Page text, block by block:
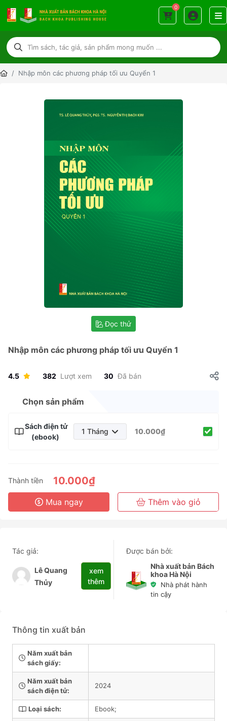
0
Nhập môn các phương pháp tối ưu Quyển 1
Đọc thử
Nhập môn các phương pháp tối ưu Quyển 1
4.5 382 Lượt xem 30 Đã bán
Chọn sản phẩm
Sách điện tử
(ebook)
1 Tháng
6 Tháng
3 Năm
10.000₫
Thành tiền 10.000₫
Mua ngay Thêm vào giỏ
Tác giả:
Lê Quang
Thủy
xem
thêm
Được bán bởi:
Nhà xuất bản Bách
khoa Hà Nội
Nhà phát hành
tin cậy
Thông tin xuất bản
Năm xuất bản
sách giấy:
Năm xuất bản
sách điện tử:
2024
Loại sách: Ebook;